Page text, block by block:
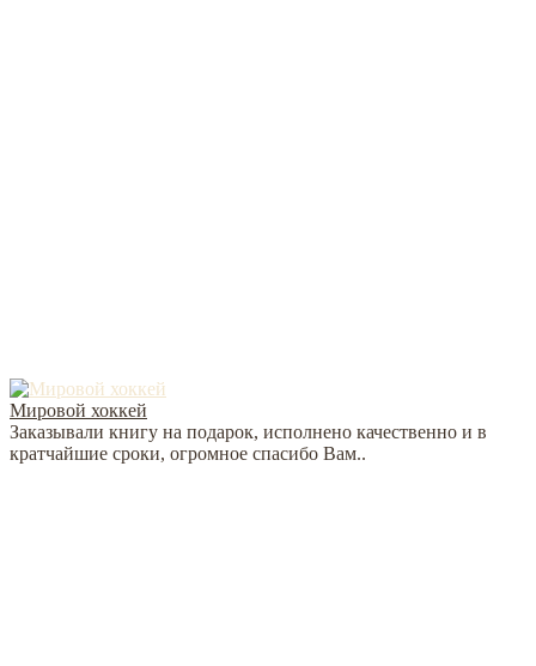
Мировой хоккей
Заказывали книгу на подарок, исполнено качественно и в
кратчайшие сроки, огромное спасибо Вам..